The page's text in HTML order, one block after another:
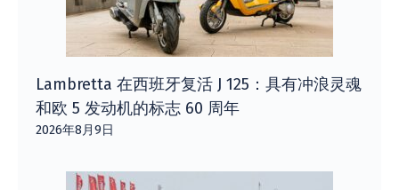
Lambretta 在西班牙复活 J 125：具有冲浪灵魂
和欧 5 发动机的标志 60 周年
2026年8月9日